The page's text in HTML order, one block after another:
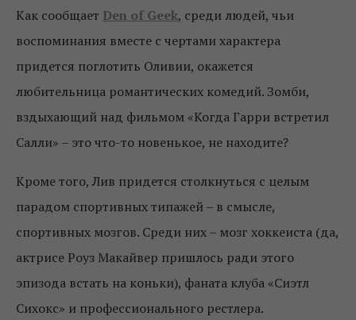
Как сообщает Den of Geek, среди людей, чьи
воспоминания вместе с чертами характера
придется поглотить Оливии, окажется
любительница романтических комедий. Зомби,
вздыхающий над фильмом «Когда Гарри встретил
Салли» – это что-то новенькое, не находите?
Кроме того, Лив придется столкнуться с целым
парадом спортивных типажей – в смысле,
спортивных мозгов. Среди них – мозг хоккеиста (да,
актрисе Роуз Макайвер пришлось ради этого
эпизода встать на коньки), фаната клуба «Сиэтл
Сихокс» и профессионального рестлера.